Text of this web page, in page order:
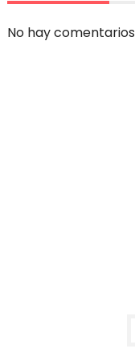
No hay comentarios